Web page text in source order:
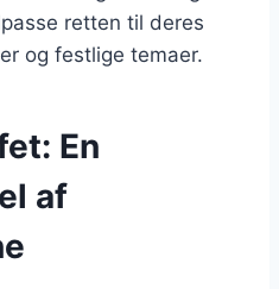
retten til deres
og festlige temaer.
En
af